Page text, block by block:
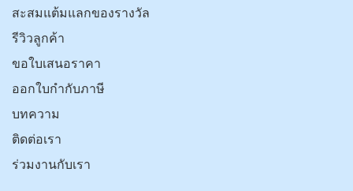
สะสมแต้มแลกของรางวัล
รีวิวลูกค้า
ขอใบเสนอราคา
ออกใบกำกับภาษี
บทความ
ติดต่อเรา
ร่วมงานกับเรา